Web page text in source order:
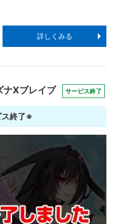
詳しくみる
Xブレイブ サービス終了
終了※